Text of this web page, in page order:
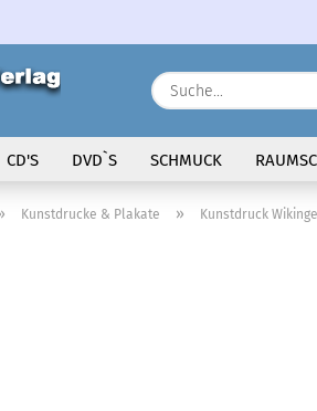
CD'S DVD`S SCHMUCK
Kunstdrucke & Plakate » Kunstdruck